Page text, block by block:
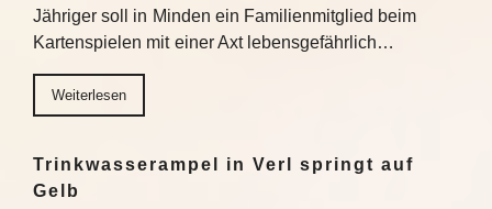
Jähriger soll in Minden ein Familienmitglied beim
Kartenspielen mit einer Axt lebensgefährlich…
Weiterlesen
Trinkwasserampel in Verl springt auf
Gelb